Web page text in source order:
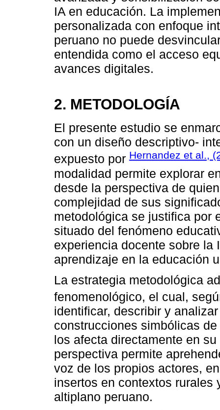
IA en educación. La
personalizada con enfoque
peruano no puede
entendida como el acceso
avances digitales.
2. METODOLOGÍA
El presente estudio se
con un diseño descriptivo-
expuesto por Hernandez et al.,
modalidad permite explorar
desde la perspectiva de
complejidad de sus
metodológica se justifica por
situado del fenómeno
experiencia docente sobre la
aprendizaje en la educación
La estrategia metodológica
fenomenológico, el cual,
identificar, describir y
construcciones simbólicas
los afecta directamente en
perspectiva permite
voz de los propios actores,
insertos en contextos rurales
altiplano peruano.